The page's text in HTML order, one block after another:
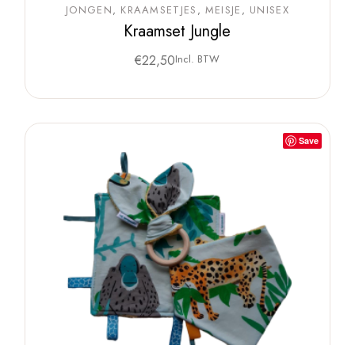
JONGEN KRAAMSETJES MEISJE UNISEX
Kraamset Jungle
€22,50Incl. BTW
Save